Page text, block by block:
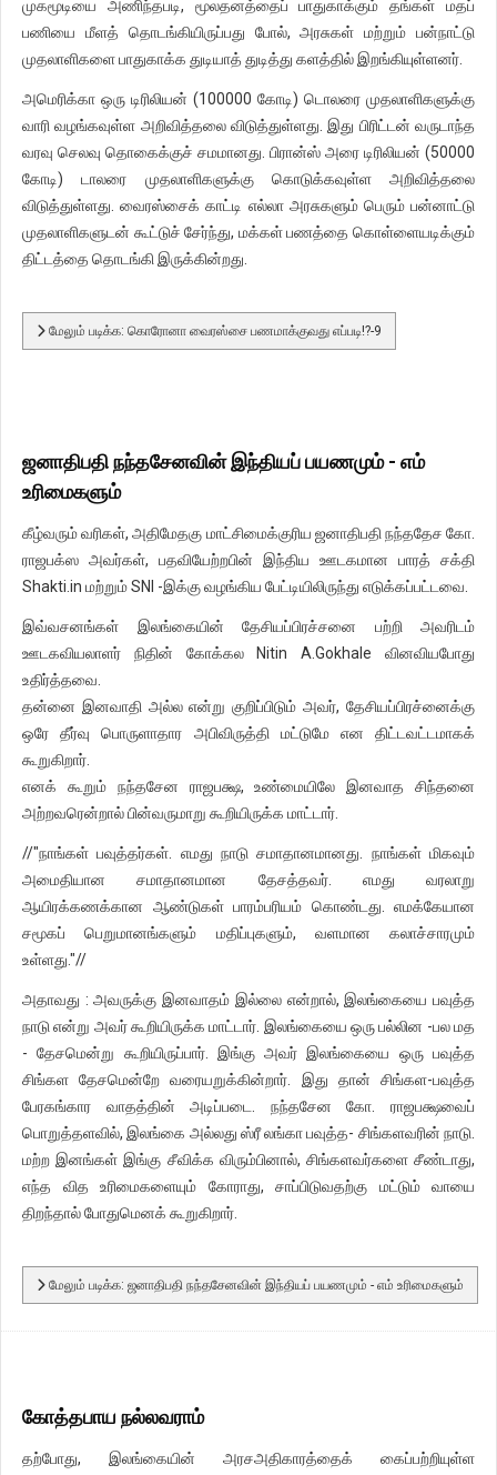
முகமூடியை அணிந்தபடி, மூலதனத்தைப் பாதுகாக்கும் தங்கள் மதப்
பணியை மீளத் தொடங்கியிருப்பது போல், அரசுகள் மற்றும் பன்நாட்டு
முதலாளிகளை பாதுகாக்க துடியாத் துடித்து களத்தில் இறங்கியுள்ளனர்.
அமெரிக்கா ஒரு டிரிலியன் (100000 கோடி) டொலரை முதலாளிகளுக்கு
வாரி வழங்கவுள்ள அறிவித்தலை விடுத்துள்ளது. இது பிரிட்டன் வருடாந்த
வரவு செலவு தொகைக்குச் சமமானது. பிரான்ஸ் அரை டிரிலியன் (50000
கோடி) டாலரை முதலாளிகளுக்கு கொடுக்கவுள்ள அறிவித்தலை
விடுத்துள்ளது. வைரஸ்சைக் காட்டி எல்லா அரசுகளும் பெரும் பன்னாட்டு
முதலாளிகளுடன் கூட்டுச் சேர்ந்து, மக்கள் பணத்தை கொள்ளையடிக்கும்
திட்டத்தை தொடங்கி இருக்கின்றது.
மேலும் படிக்க: கொரோனா வைரஸ்சை பணமாக்குவது எப்படி!?-9
ஜனாதிபதி நந்தசேனவின் இந்தியப் பயணமும் - எம்
உரிமைகளும்
கீழ்வரும் வரிகள், அதிமேதகு மாட்சிமைக்குரிய ஜனாதிபதி நந்ததேச கோ.
ராஜபக்ஸ அவர்கள், பதவியேற்றபின் இந்திய ஊடகமான பாரத் சக்தி
Shakti.in மற்றும் SNI -இக்கு வழங்கிய பேட்டியிலிருந்து எடுக்கப்பட்டவை.
இவ்வசனங்கள் இலங்கையின் தேசியப்பிரச்சனை பற்றி அவரிடம்
ஊடகவியலாளர் நிதின் கோக்கல Nitin A.Gokhale வினவியபோது
உதிர்த்தவை.
தன்னை இனவாதி அல்ல என்று குறிப்பிடும் அவர், தேசியப்பிரச்னைக்கு
ஒரே தீர்வு பொருளாதார அபிவிருத்தி மட்டுமே என திட்டவட்டமாகக்
கூறுகிறார்.
எனக் கூறும் நந்தசேன ராஜபக்ஷ, உண்மையிலே இனவாத சிந்தனை
அற்றவரென்றால் பின்வருமாறு கூறியிருக்க மாட்டார்.
//"நாங்கள் பவுத்தர்கள். எமது நாடு சமாதானமானது. நாங்கள் மிகவும்
அமைதியான சமாதானமான தேசத்தவர். எமது வரலாறு
ஆயிரக்கணக்கான ஆண்டுகள் பாரம்பரியம் கொண்டது. எமக்கேயான
சமூகப் பெறுமானங்களும் மதிப்புகளும், வளமான கலாச்சாரமும்
உள்ளது."//
அதாவது : அவருக்கு இனவாதம் இல்லை என்றால், இலங்கையை பவுத்த
நாடு என்று அவர் கூறியிருக்க மாட்டார். இலங்கையை ஒரு பல்லின -பல மத
- தேசமென்று கூறியிருப்பார். இங்கு அவர் இலங்கையை ஒரு பவுத்த
சிங்கள தேசமென்றே வரையறுக்கின்றார். இது தான் சிங்கள-பவுத்த
பேரகங்கார வாதத்தின் அடிப்படை. நந்தசேன கோ. ராஜபக்ஷவைப்
பொறுத்தளவில், இலங்கை அல்லது ஸ்ரீ லங்கா பவுத்த- சிங்களவரின் நாடு.
மற்ற இனங்கள் இங்கு சீவிக்க விரும்பினால், சிங்களவர்களை சீண்டாது,
எந்த வித உரிமைகளையும் கோராது, சாப்பிடுவதற்கு மட்டும் வாயை
திறந்தால் போதுமெனக் கூறுகிறார்.
மேலும் படிக்க: ஜனாதிபதி நந்தசேனவின் இந்தியப் பயணமும் - எம் உரிமைகளும்
கோத்தபாய நல்லவராம்
தற்போது, இலங்கையின் அரசஅதிகாரத்தைக் கைப்பற்றியுள்ள